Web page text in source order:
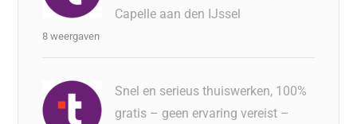
Capelle aan den IJssel
8 weergaven
Snel en serieus thuiswerken, 100%
gratis – geen ervaring vereist –